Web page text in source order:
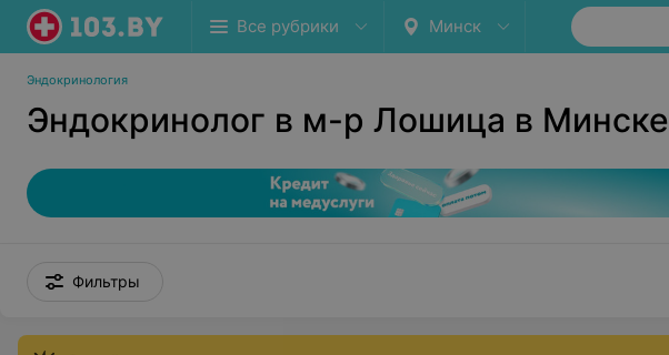
Все рубрики Минск
Эндокринология
Эндокринолог в м-р Лошица в Минске
Фильтры